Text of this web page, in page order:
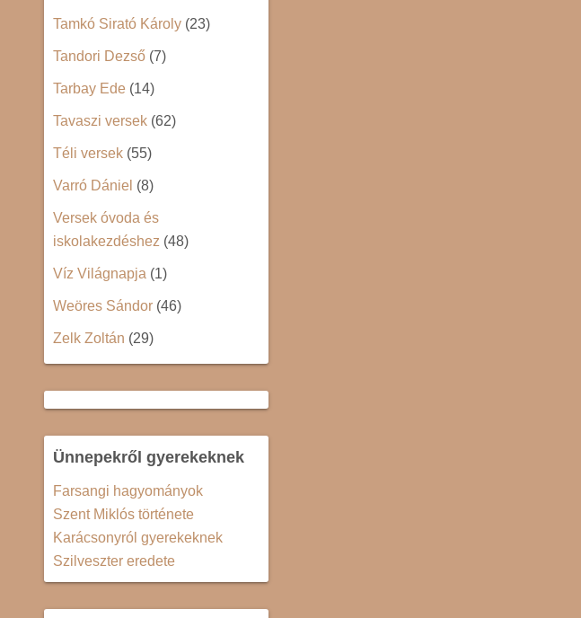
Tamkó Sirató Károly (23)
Tandori Dezső (7)
Tarbay Ede (14)
Tavaszi versek (62)
Téli versek (55)
Varró Dániel (8)
Versek óvoda és
iskolakezdéshez (48)
Víz Világnapja (1)
Weöres Sándor (46)
Zelk Zoltán (29)
Ünnepekről gyerekeknek
Farsangi hagyományok
Szent Miklós története
Karácsonyról gyerekeknek
Szilveszter eredete